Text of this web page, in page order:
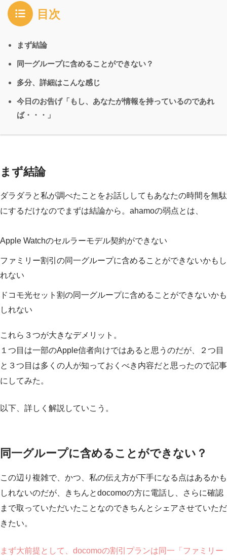
目次
まず結論
同一グループに含めることができない？
多分、詳細はこんな感じ
今日のお告げ「もし、あなたが情報を持っているのであれ
ば・・・」
まず結論
ダラダラと私が調べたことをお話ししてもあなたの時間を無駄
にするだけなのでまずは結論から。ahamoの弱点とは、
Apple Watchのセルラーモデル契約ができない
ファミリー割引の同一グループに含めることができないかもし
れない
ドコモ光セット割の同一グループに含めることができないかも
しれない
これら３つが大きなデメリット。
１つ目は一部のApple信者向けではあると思うのだが、２つ目
と３つ目は多くの人が知っておくべき内容だと思ったので記事
にしてみた。
以下、詳しく解説していこう。
同一グループに含めることができない？
この辺り複雑で、かつ、私の伝え方が下手になる点はあるかも
しれないのだが、きちんとdocomoの方に電話し、さらに確認
まで取っていただいたことなのできちんとシェアさせていただ
きたい。
まず大前提として、docomoの割引プランは同一「ファミリー